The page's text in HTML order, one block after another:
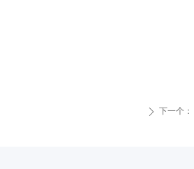
ꄲ 下一个：